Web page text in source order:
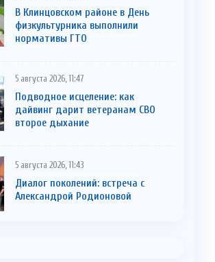
В Клинцовском районе в День
физкультурника выполнили
нормативы ГТО
5 августа 2026, 11:47
Подводное исцеление: как
дайвинг дарит ветеранам СВО
второе дыхание
5 августа 2026, 11:43
Диалог поколений: встреча с
Александрой Родионовой